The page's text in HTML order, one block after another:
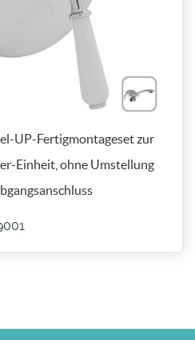
UP-Fertigmontageset zur
Einheit, ohne Umstellung